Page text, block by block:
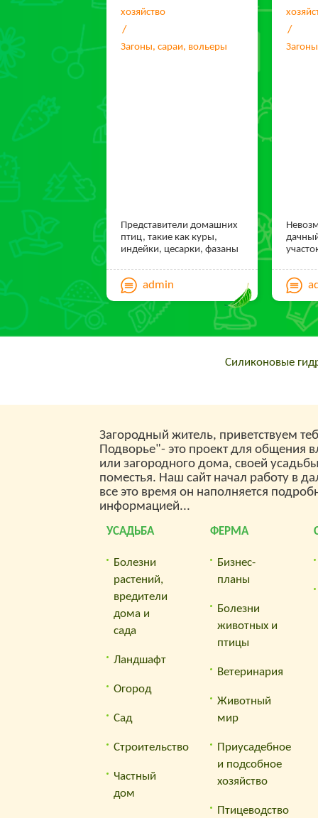
хозяйство
Загоны, сараи, вольеры
Представители домашних
птиц, такие как куры,
индейки, цесарки, фазаны
повыше. Их дикие предки
проводили ночь на ветвях
деревьев и кустарников.
Домашние пернатые
отряда Куриных
«забраться по выше» на
admin
свой
Где
вещи.
Силиконовые
Загородный житель, приветствуем
Подворье"- это проект для общения
или загородного дома, своей
поместья. Наш сайт начал работу в
все это время он наполняется
информацией...
УСАДЬБА
Болезни
растений,
вредители
дома и
сада
Ландшафт
Огород
Сад
Строительство
Частный
дом
ФЕРМА
Бизнес-
планы
Болезни
животных и
птицы
Ветеринария
Животный
мир
Приусадебное
и подсобное
хозяйство
Птицеводство